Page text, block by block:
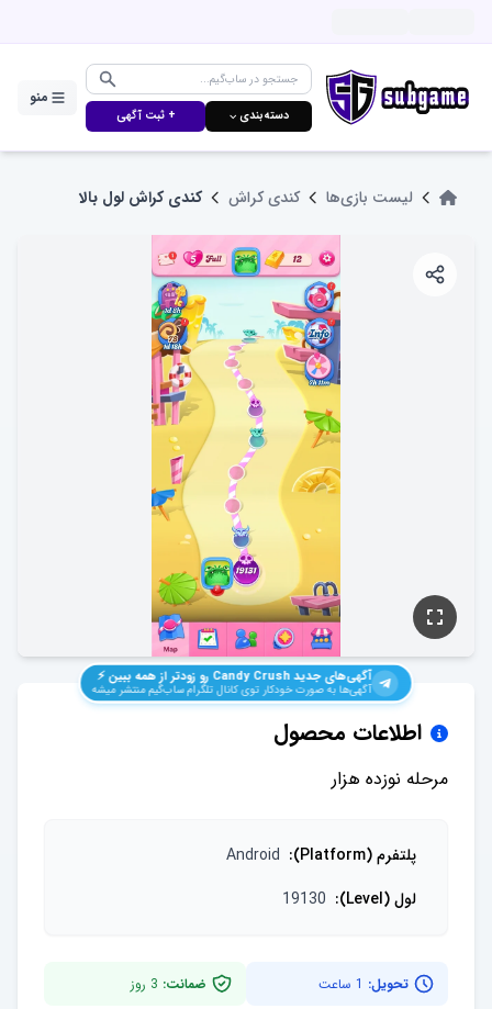
دسته‌بندی ⌵ + ثبت آگهی
منو
لیست بازی‌ها کندی کراش کندی کراش لول بالا
آگهی‌های جدیدCandy Crush رو زودتر از همه ببین ⚡️
آگهی‌ها به صورت خودکار توی کانال تلگرام ساب‌گیم منتشر میشه
اطلاعات محصول
مرحله نوزده هزار
پلتفرم (Platform) :
Android
لول (Level)
:
19130
تحویل: 1 ساعت ضمانت: 3 روز